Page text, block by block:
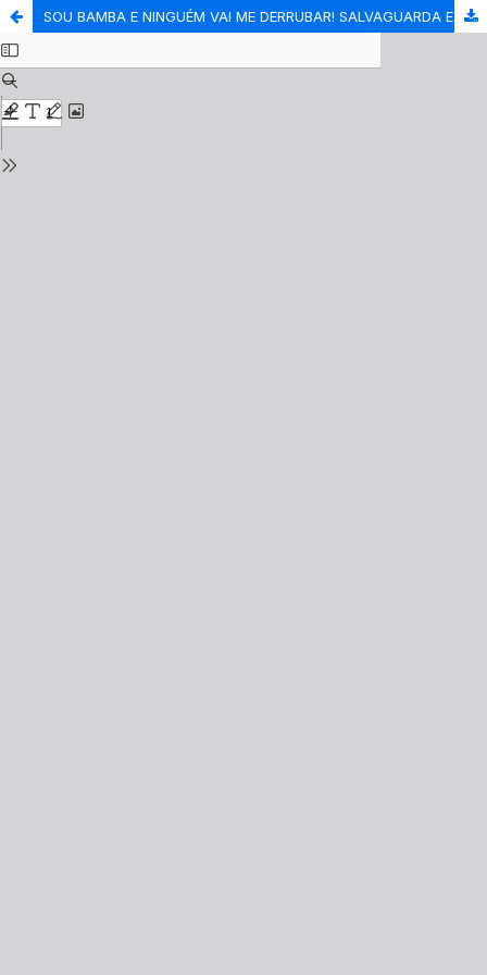
SOU BAMBA E NINGUÉM VAI ME DERRUBAR! SALVAGUARDA E PRESERVAÇÃO DO ACERVO DOCUMENTAL DA S.B.C. BAMBAS DA ORGIA (PORTO ALEGRE, RS)